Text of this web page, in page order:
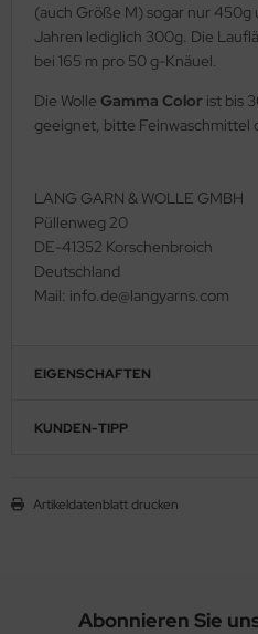
(auch Größe M) sogar nur
Jahren lediglich 300g. Die
bei 165 m pro 50 g-Knäuel.
Die Wolle Gamma Color ist bis
geeignet, bitte Feinwaschmittel
LANG GARN & WOLLE GMBH
Püllenweg 20
DE-41352 Korschenbroich
Deutschland
Mail: info.de@langyarns.com
EIGENSCHAFTEN
KUNDEN-TIPP
Artikeldatenblatt drucken
Abonnieren Sie